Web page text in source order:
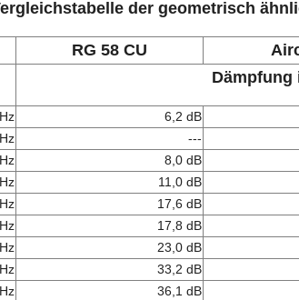
der geometrisch
RG 58 CU
Dämpfung
6,2 dB
---
8,0 dB
11,0 dB
17,6 dB
17,8 dB
23,0 dB
33,2 dB
36,1 dB